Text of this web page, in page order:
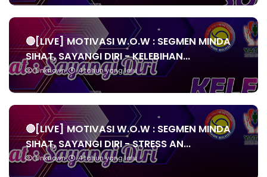
🔴[LIVE] MOTIVASI W.O.W : SEGMEN MINDA
SIHAT, SAYANGI DIRI - KELEBIHAN...
Unknown 4 tahun yang lalu
🔴[LIVE] MOTIVASI W.O.W : SEGMEN MINDA
SIHAT, SAYANGI DIRI - STRESS AN...
Unknown 4 tahun yang lalu